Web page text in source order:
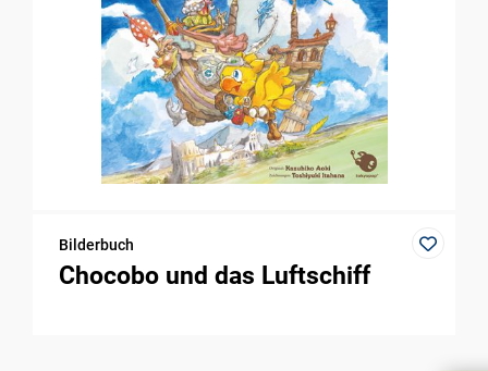
Bilderbuch
Chocobo und das Luftschiff